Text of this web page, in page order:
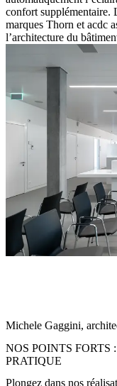
confort supplémentaire.
marques Thorn et acdc
l’architecture du
Michele Gaggini,
NOS POINTS
PRATIQUE
Plongez dans nos